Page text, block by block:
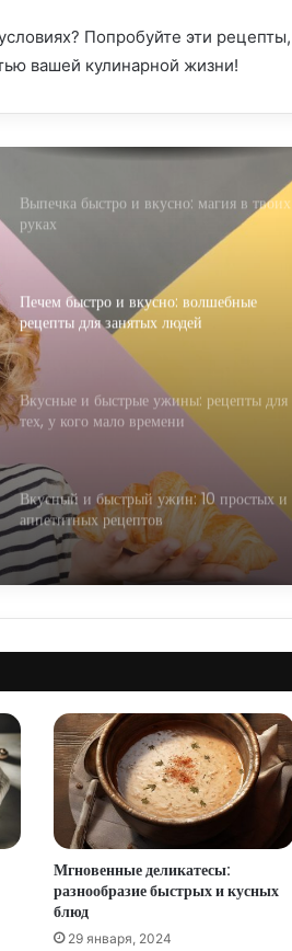
Попробуйте эти рецепты,
вашей кулинарной жизни!
легкие рецепты
Выпечка быстро и вкусно: магия в твоих
руках
Печем быстро и вкусно: волшебные
рецепты для занятых людей
Вкусные и быстрые ужины: рецепты для
тех, у кого мало времени
Вкусный и быстрый ужин: 10 простых и
аппетитных рецептов
Угостите себя кулинарным
Волшебные десерты: быстро, вкусно и
Утоли свой голод: быстрые и вкусные
Салат «быстрый и вкусный»: порадуйте
своих близких вкуснотищей!
Мгновенные деликатесы:
разнообразие быстрых и кусных
блюд
29 января, 2024